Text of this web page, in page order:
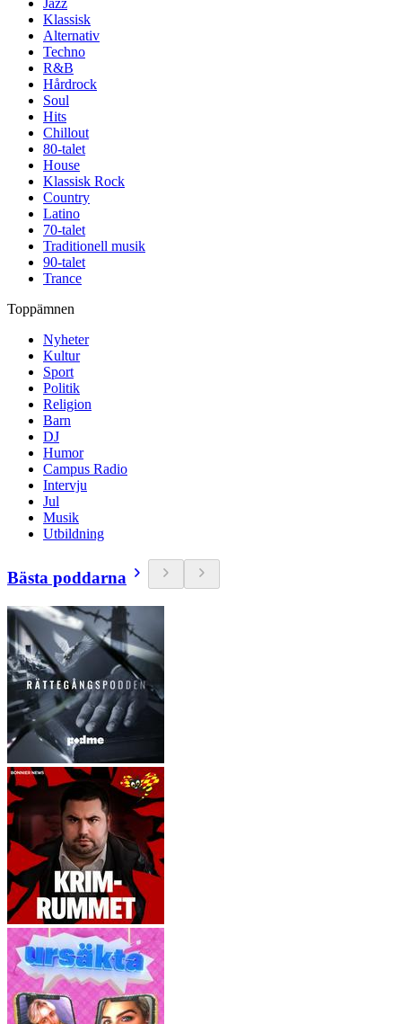
Jazz
Klassisk
Alternativ
Techno
R&B
Hårdrock
Soul
Hits
Chillout
80-talet
House
Klassisk Rock
Country
Latino
70-talet
Traditionell musik
90-talet
Trance
Toppämnen
Nyheter
Kultur
Sport
Politik
Religion
Barn
DJ
Humor
Campus Radio
Intervju
Jul
Musik
Utbildning
Bästa poddarna